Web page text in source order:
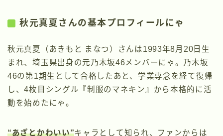
秋元真夏さんの基本プロフィールにゃ
秋元真夏（あきもと まなつ）さんは1993年8月20日生
まれ、埼玉県出身の元乃木坂46メンバーにゃ。乃木坂
46の第1期生として合格したあと、学業専念を経て復帰
し、4枚目シングル『制服のマネキン』から本格的に活
動を始めたにゃ。
“あざとかわいい”キャラとして知られ、ファンからは